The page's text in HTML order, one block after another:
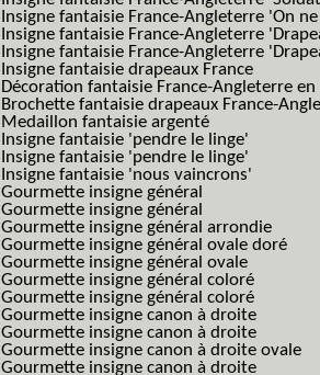
Insigne fantaisie France-Angleterre 'On
Insigne fantaisie France-Angleterre
Insigne fantaisie France-Angleterre
Insigne fantaisie drapeaux France
Décoration fantaisie France-Angleterre en
Brochette fantaisie drapeaux France-
Medaillon fantaisie argenté
Insigne fantaisie 'pendre le linge'
Insigne fantaisie 'pendre le linge'
Insigne fantaisie 'nous vaincrons'
Gourmette insigne général
Gourmette insigne général
Gourmette insigne général arrondie
Gourmette insigne général ovale doré
Gourmette insigne général ovale
Gourmette insigne général coloré
Gourmette insigne général coloré
Gourmette insigne canon à droite
Gourmette insigne canon à droite
Gourmette insigne canon à droite ovale
Gourmette insigne canon à droite